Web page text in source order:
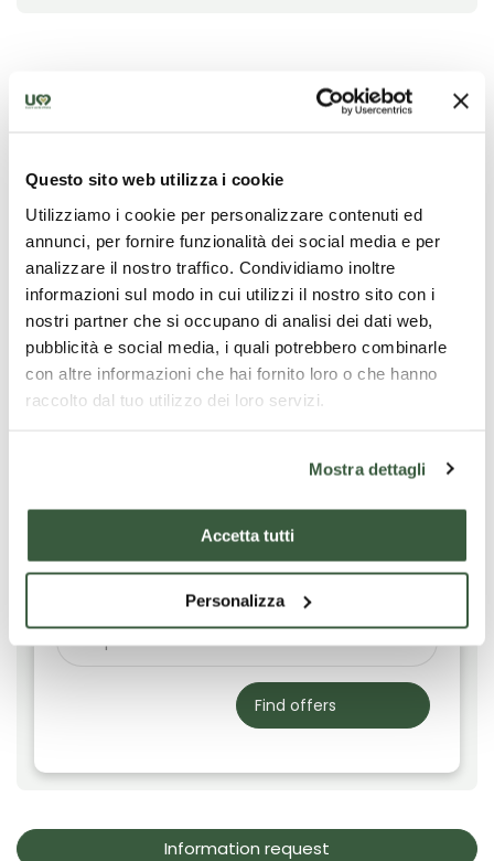
Questo sito web utilizza i cookie
Utilizziamo i cookie per personalizzare contenuti ed
annunci, per fornire funzionalità dei social media e per
analizzare il nostro traffico. Condividiamo inoltre
informazioni sul modo in cui utilizzi il nostro sito con i
nostri partner che si occupano di analisi dei dati web,
pubblicità e social media, i quali potrebbero combinarle
con altre informazioni che hai fornito loro o che hanno
raccolto dal tuo utilizzo dei loro servizi.
Mostra dettagli
Accetta tutti
Personalizza
surrounding the farmhouse, organic cereals and
the absolute silence, peace and tranquillity unique to
the countryside.In addition to rooms and the best
hospitality, you can take guided tours of our farm.
Select your dates
Choose the type of accommodation that best suits
your needs. The availability shown is indicative; final
confirmation is subject to the accommodation
Filtra risultati per:
Find offers
Information request